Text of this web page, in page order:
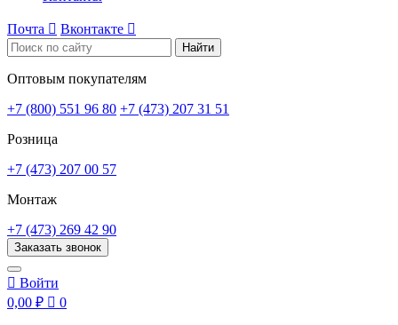
Почта  Вконтакте 
Найти
Оптовым покупателям
+7 (800) 551 96 80 +7 (473) 207 31 51
Розница
+7 (473) 207 00 57
Монтаж
+7 (473) 269 42 90
Заказать звонок
 Войти
0,00 ₽  0